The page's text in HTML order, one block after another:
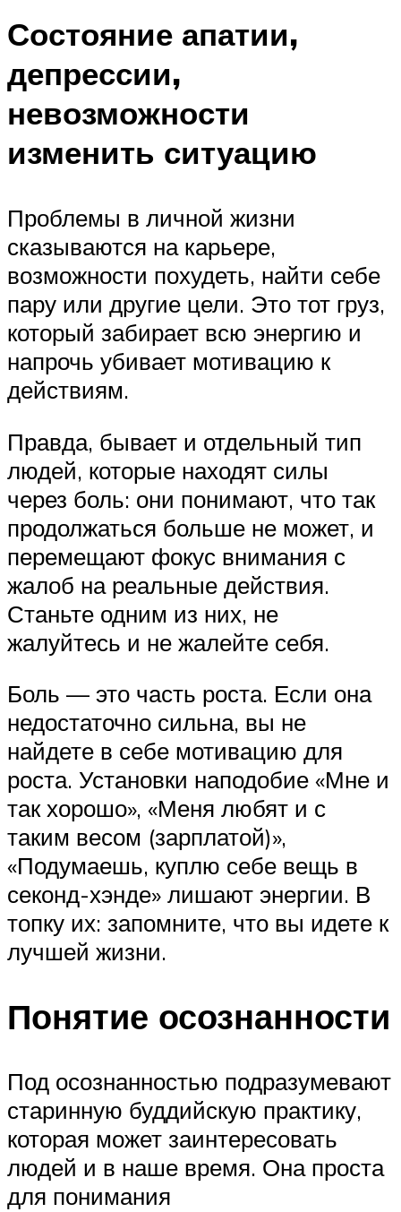
Состояние апатии,
депрессии,
невозможности
изменить ситуацию
Проблемы в личной жизни
сказываются на карьере,
возможности похудеть, найти себе
пару или другие цели. Это тот груз,
который забирает всю энергию и
напрочь убивает мотивацию к
действиям.
Правда, бывает и отдельный тип
людей, которые находят силы
через боль: они понимают, что так
продолжаться больше не может, и
перемещают фокус внимания с
жалоб на реальные действия.
Станьте одним из них, не
жалуйтесь и не жалейте себя.
Боль — это часть роста. Если она
недостаточно сильна, вы не
найдете в себе мотивацию для
роста. Установки наподобие «Мне и
так хорошо», «Меня любят и с
таким весом (зарплатой)»,
«Подумаешь, куплю себе вещь в
секонд-хэнде» лишают энергии. В
топку их: запомните, что вы идете к
лучшей жизни.
Понятие осознанности
Под осознанностью подразумевают
старинную буддийскую практику,
которая может заинтересовать
людей и в наше время. Она проста
для понимания